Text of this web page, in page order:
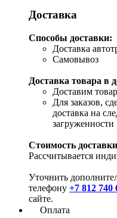
Доставка
Способы доставки:
Доставка
Самовывоз
Доставка товара в
Доставим
Для заказов,
доставка на
загруженности
Стоимость
Рассчитывается
Уточнить
телефону +7 812 740
сайте.
Оплата